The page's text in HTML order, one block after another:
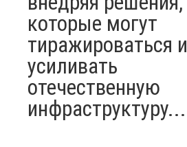
которые могут
тиражироваться и
усиливать
отечественную
инфраструктуру...